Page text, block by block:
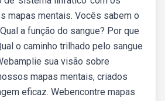
mapas mentais. Vocês sabem o
a função do sangue? Por que
o caminho trilhado pelo sangue
sua visão sobre
mapas mentais, criados
eficaz. Webencontre mapas